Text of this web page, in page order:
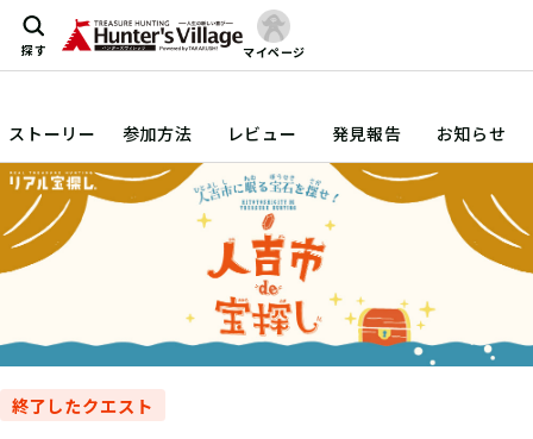
探す マイページ
ストーリー 参加方法 レビュー 発見報告 お知らせ
終了したクエスト